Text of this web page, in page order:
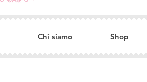
Chi siamo Shop